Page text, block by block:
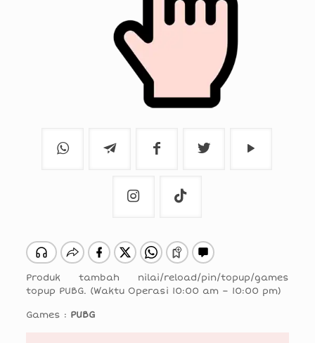
Produk tambah nilai/reload/pin/topup/games
topup PUBG. (Waktu Operasi 10:00 am – 10:00 pm)
Games : PUBG